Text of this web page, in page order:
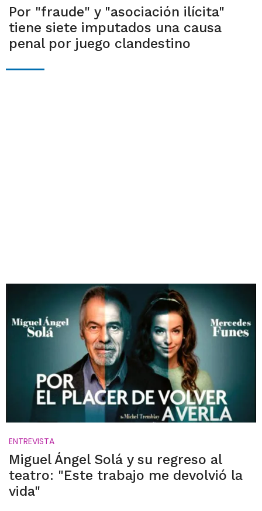
Por "fraude" y "asociación ilícita"
tiene siete imputados una causa
penal por juego clandestino
ENTREVISTA
Miguel Ángel Solá y su regreso al
teatro: "Este trabajo me devolvió la
vida"